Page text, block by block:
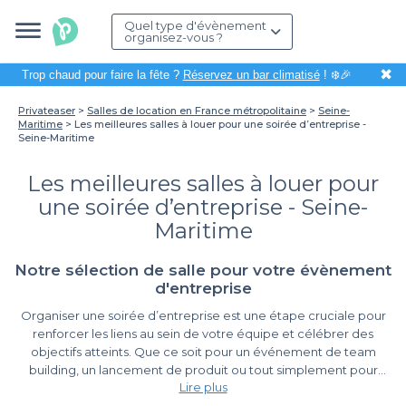
Quel type d'évènement
organisez-vous ?
Trop chaud pour faire la fête ? Réservez un bar climatisé! ❄️🎉 ✖
Privateaser Salles de location en France métropolitaine
Seine-
Maritime
Les meilleures salles à louer pour une soirée d’entreprise -
Seine-Maritime
Les meilleures salles à louer pour
une soirée d’entreprise - Seine-
Maritime
Notre sélection de salle pour votre évènement
d'entreprise
Organiser une soirée d’entreprise est une étape cruciale pour
renforcer les liens au sein de votre équipe et célébrer des
objectifs atteints. Que ce soit pour un événement de team
building, un lancement de produit ou tout simplement pour
rassembler vos collaborateurs autour d'un moment festif, le
Lire plus